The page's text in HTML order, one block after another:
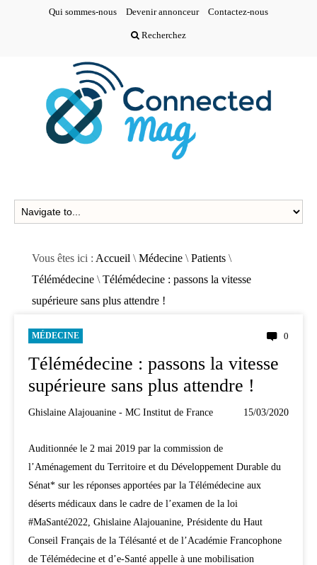
Qui sommes-nous Devenir annonceur Contactez-nous
Recherchez
Vous êtes ici : Accueil \ Médecine \ Patients \
Télémédecine \ Télémédecine : passons la vitesse
supérieure sans plus attendre !
MÉDECINE 0
Télémédecine : passons la vitesse
supérieure sans plus attendre !
Ghislaine Alajouanine - MC Institut de France 15/03/2020
Auditionnée le 2 mai 2019 par la commission de
l’Aménagement du Territoire et du Développement Durable du
Sénat* sur les réponses apportées par la Télémédecine aux
déserts médicaux dans le cadre de l’examen de la loi
#MaSanté2022, Ghislaine Alajouanine, Présidente du Haut
Conseil Français de la Télésanté et de l’Académie Francophone
de Télémédecine et d’e-Santé appelle à une mobilisation